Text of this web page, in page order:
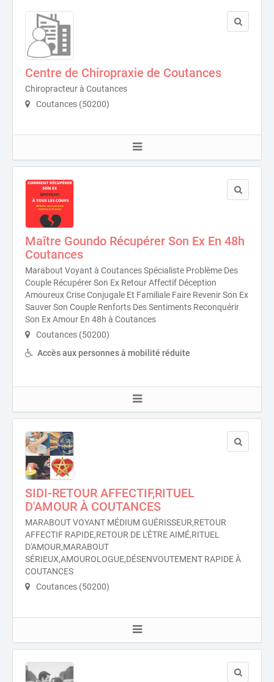
Centre de Chiropraxie de Coutances
Chiropracteur à Coutances
Coutances (50200)
Maître Goundo Récupérer Son Ex En 48h
Coutances
Marabout Voyant à Coutances Spécialiste Problème Des
Couple Récupérer Son Ex Retour Affectif Déception
Amoureux Crise Conjugale Et Familiale Faire Revenir Son Ex
Sauver Son Couple Renforts Des Sentiments Reconquérir
Son Ex Amour En 48h à Coutances
Coutances (50200)
Accès aux personnes à mobilité réduite
SIDI-RETOUR AFFECTIF,RITUEL
D'AMOUR À COUTANCES
MARABOUT VOYANT MÉDIUM GUÉRISSEUR,RETOUR
AFFECTIF RAPIDE,RETOUR DE L'ÊTRE AIMÉ,RITUEL
D'AMOUR,MARABOUT
SÉRIEUX,AMOUROLOGUE,DÉSENVOUTEMENT RAPIDE À
COUTANCES
Coutances (50200)